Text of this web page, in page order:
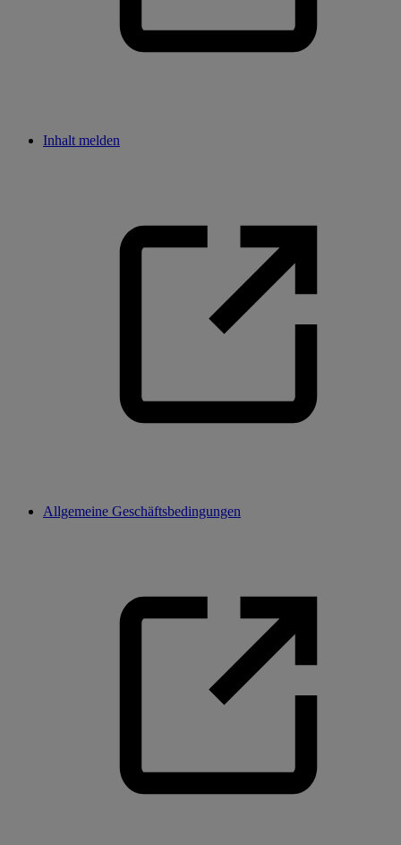
Inhalt melden
Allgemeine Geschäftsbedingungen